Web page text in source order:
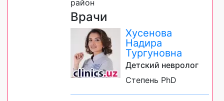
район
Врачи
Хусенова
Надира
Тургуновна
Детский невролог
Степень PhD